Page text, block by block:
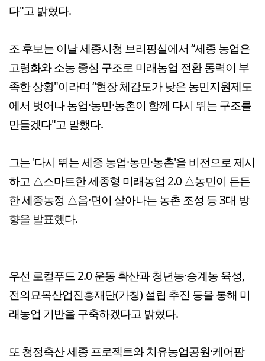
다"고 밝혔다.
조 후보는 이날 세종시청 브리핑실에서 “세종 농업은
고령화와 소농 중심 구조로 미래농업 전환 동력이 부
족한 상황"이라며 “현장 체감도가 낮은 농민지원제도
에서 벗어나 농업·농민·농촌이 함께 다시 뛰는 구조를
만들겠다"고 말했다.
그는 '다시 뛰는 세종 농업·농민·농촌'을 비전으로 제시
하고 △스마트한 세종형 미래농업 2.0 △농민이 든든
한 세종농정 △읍·면이 살아나는 농촌 조성 등 3대 방
향을 발표했다.
우선 로컬푸드 2.0 운동 확산과 청년농·승계농 육성,
전의묘목산업진흥재단(가칭) 설립 추진 등을 통해 미
래농업 기반을 구축하겠다고 밝혔다.
또 청정축산 세종 프로젝트와 치유농업공원·케어팜